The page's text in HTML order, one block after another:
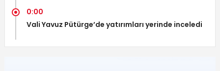
0:00
Vali Yavuz Pütürge’de yatırımları yerinde inceledi